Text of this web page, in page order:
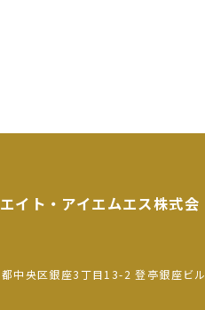
イト・アイエムエス株式会
中央区銀座3丁目13-2 登亭銀座ビル